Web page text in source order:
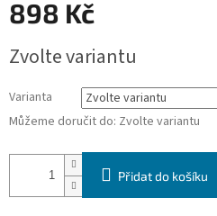
898 Kč
cena:
Zvolte variantu
Varianta
Můžeme doručit do: Zvolte variantu
Přidat do košíku